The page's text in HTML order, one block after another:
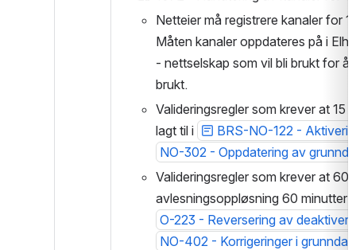
Netteier må registrere kanaler for
Måten kanaler oppdateres på i
- nettselskap som vil bli brukt for å
brukt.
Valideringsregler som krever at 15
lagt til i
BRS-NO-122 -
NO-302 - Oppdatering av
Valideringsregler som krever at 60
avlesningsoppløsning 60 minutter i
O-223 - Reversering av
NO-402 - Korrigeringer i